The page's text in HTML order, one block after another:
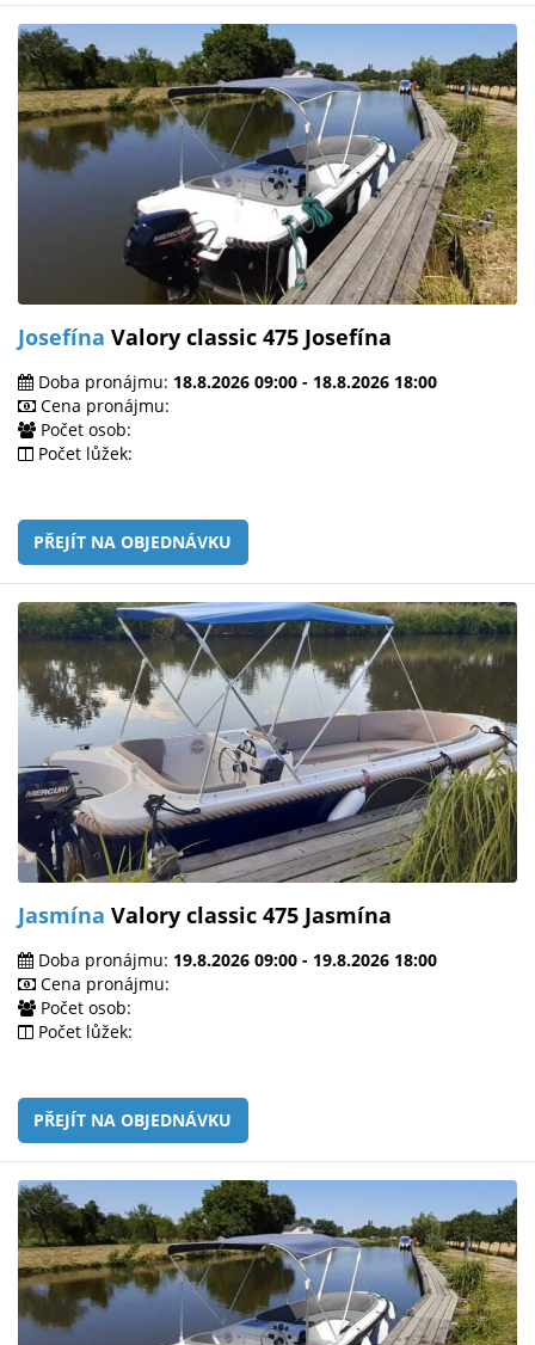
Josefína Valory classic 475 Josefína
Doba pronájmu: 18.8.2026 09:00 - 18.8.2026 18:00
Cena pronájmu:
Počet osob:
Počet lůžek:
PŘEJÍT NA OBJEDNÁVKU
Jasmína Valory classic 475 Jasmína
Doba pronájmu: 19.8.2026 09:00 - 19.8.2026 18:00
Cena pronájmu:
Počet osob:
Počet lůžek:
PŘEJÍT NA OBJEDNÁVKU